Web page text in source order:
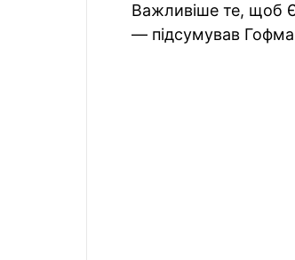
Важливіше те, щоб
— підсумував